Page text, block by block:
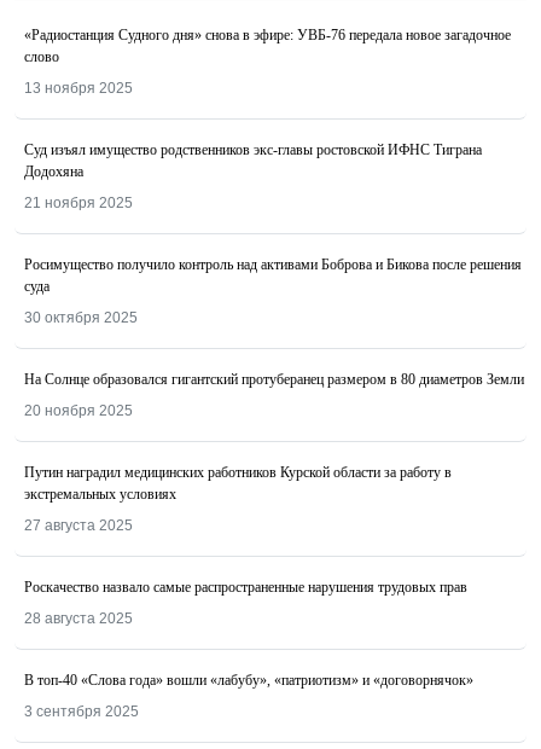
«Радиостанция Судного дня» снова в эфире: УВБ-76 передала новое загадочное
слово
13 ноября 2025
Суд изъял имущество родственников экс-главы ростовской ИФНС Тиграна
Додохяна
21 ноября 2025
Росимущество получило контроль над активами Боброва и Бикова после решения
суда
30 октября 2025
На Солнце образовался гигантский протуберанец размером в 80 диаметров Земли
20 ноября 2025
Путин наградил медицинских работников Курской области за работу в
экстремальных условиях
27 августа 2025
Роскачество назвалo самые распространенные нарушения трудовых прав
28 августа 2025
В топ-40 «Слова года» вошли «лабубу», «патриотизм» и «договорнячок»
3 сентября 2025